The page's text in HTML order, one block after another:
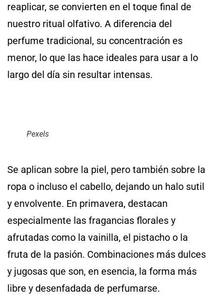
reaplicar, se convierten en el toque final de
nuestro ritual olfativo. A diferencia del
perfume tradicional, su concentración es
menor, lo que las hace ideales para usar a lo
largo del día sin resultar intensas.
Pexels
Se aplican sobre la piel, pero también sobre la
ropa o incluso el cabello, dejando un halo sutil
y envolvente. En primavera, destacan
especialmente las fragancias florales y
afrutadas como la vainilla, el pistacho o la
fruta de la pasión. Combinaciones más dulces
y jugosas que son, en esencia, la forma más
libre y desenfadada de perfumarse.